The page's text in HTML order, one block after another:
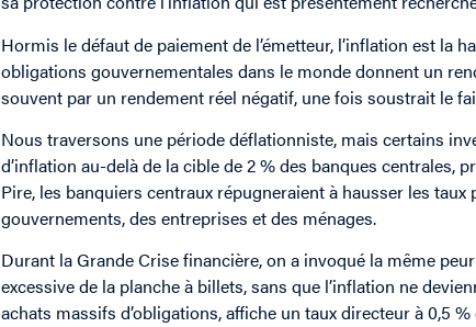
Hormis le défaut de paiement de l’émetteur, l’inflation est la
obligations gouvernementales dans le monde donnent un
souvent par un rendement réel négatif, une fois soustrait le
Nous traversons une période déflationniste, mais certains
d’inflation au-delà de la cible de 2 % des banques centrales,
Pire, les banquiers centraux répugneraient à hausser les
gouvernements, des entreprises et des ménages.
Durant la Grande Crise financière, on a invoqué la même
excessive de la planche à billets, sans que l’inflation ne
achats massifs d’obligations, affiche un taux directeur à 0,5